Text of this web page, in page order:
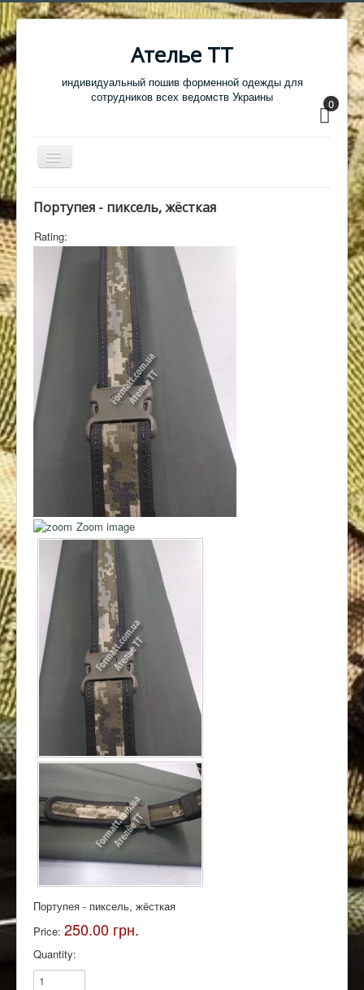
Ателье ТТ
индивидуальный пошив форменной одежды для
сотрудников всех ведомств Украины
0
Перемикач
навігації
Обувь
Атрибутика
Головные уборы
Образцы тканей
Контакты
Портупея - пиксель, жёсткая
Rating:
Zoom image
Портупея - пиксель, жёсткая
Price: 250.00 грн.
Quantity: